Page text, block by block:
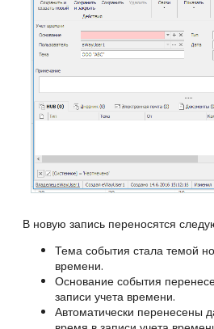
В новую запись переносятся
Тема события стала темой
времени.
Основание события
записи учета времени.
Автоматически перенесены